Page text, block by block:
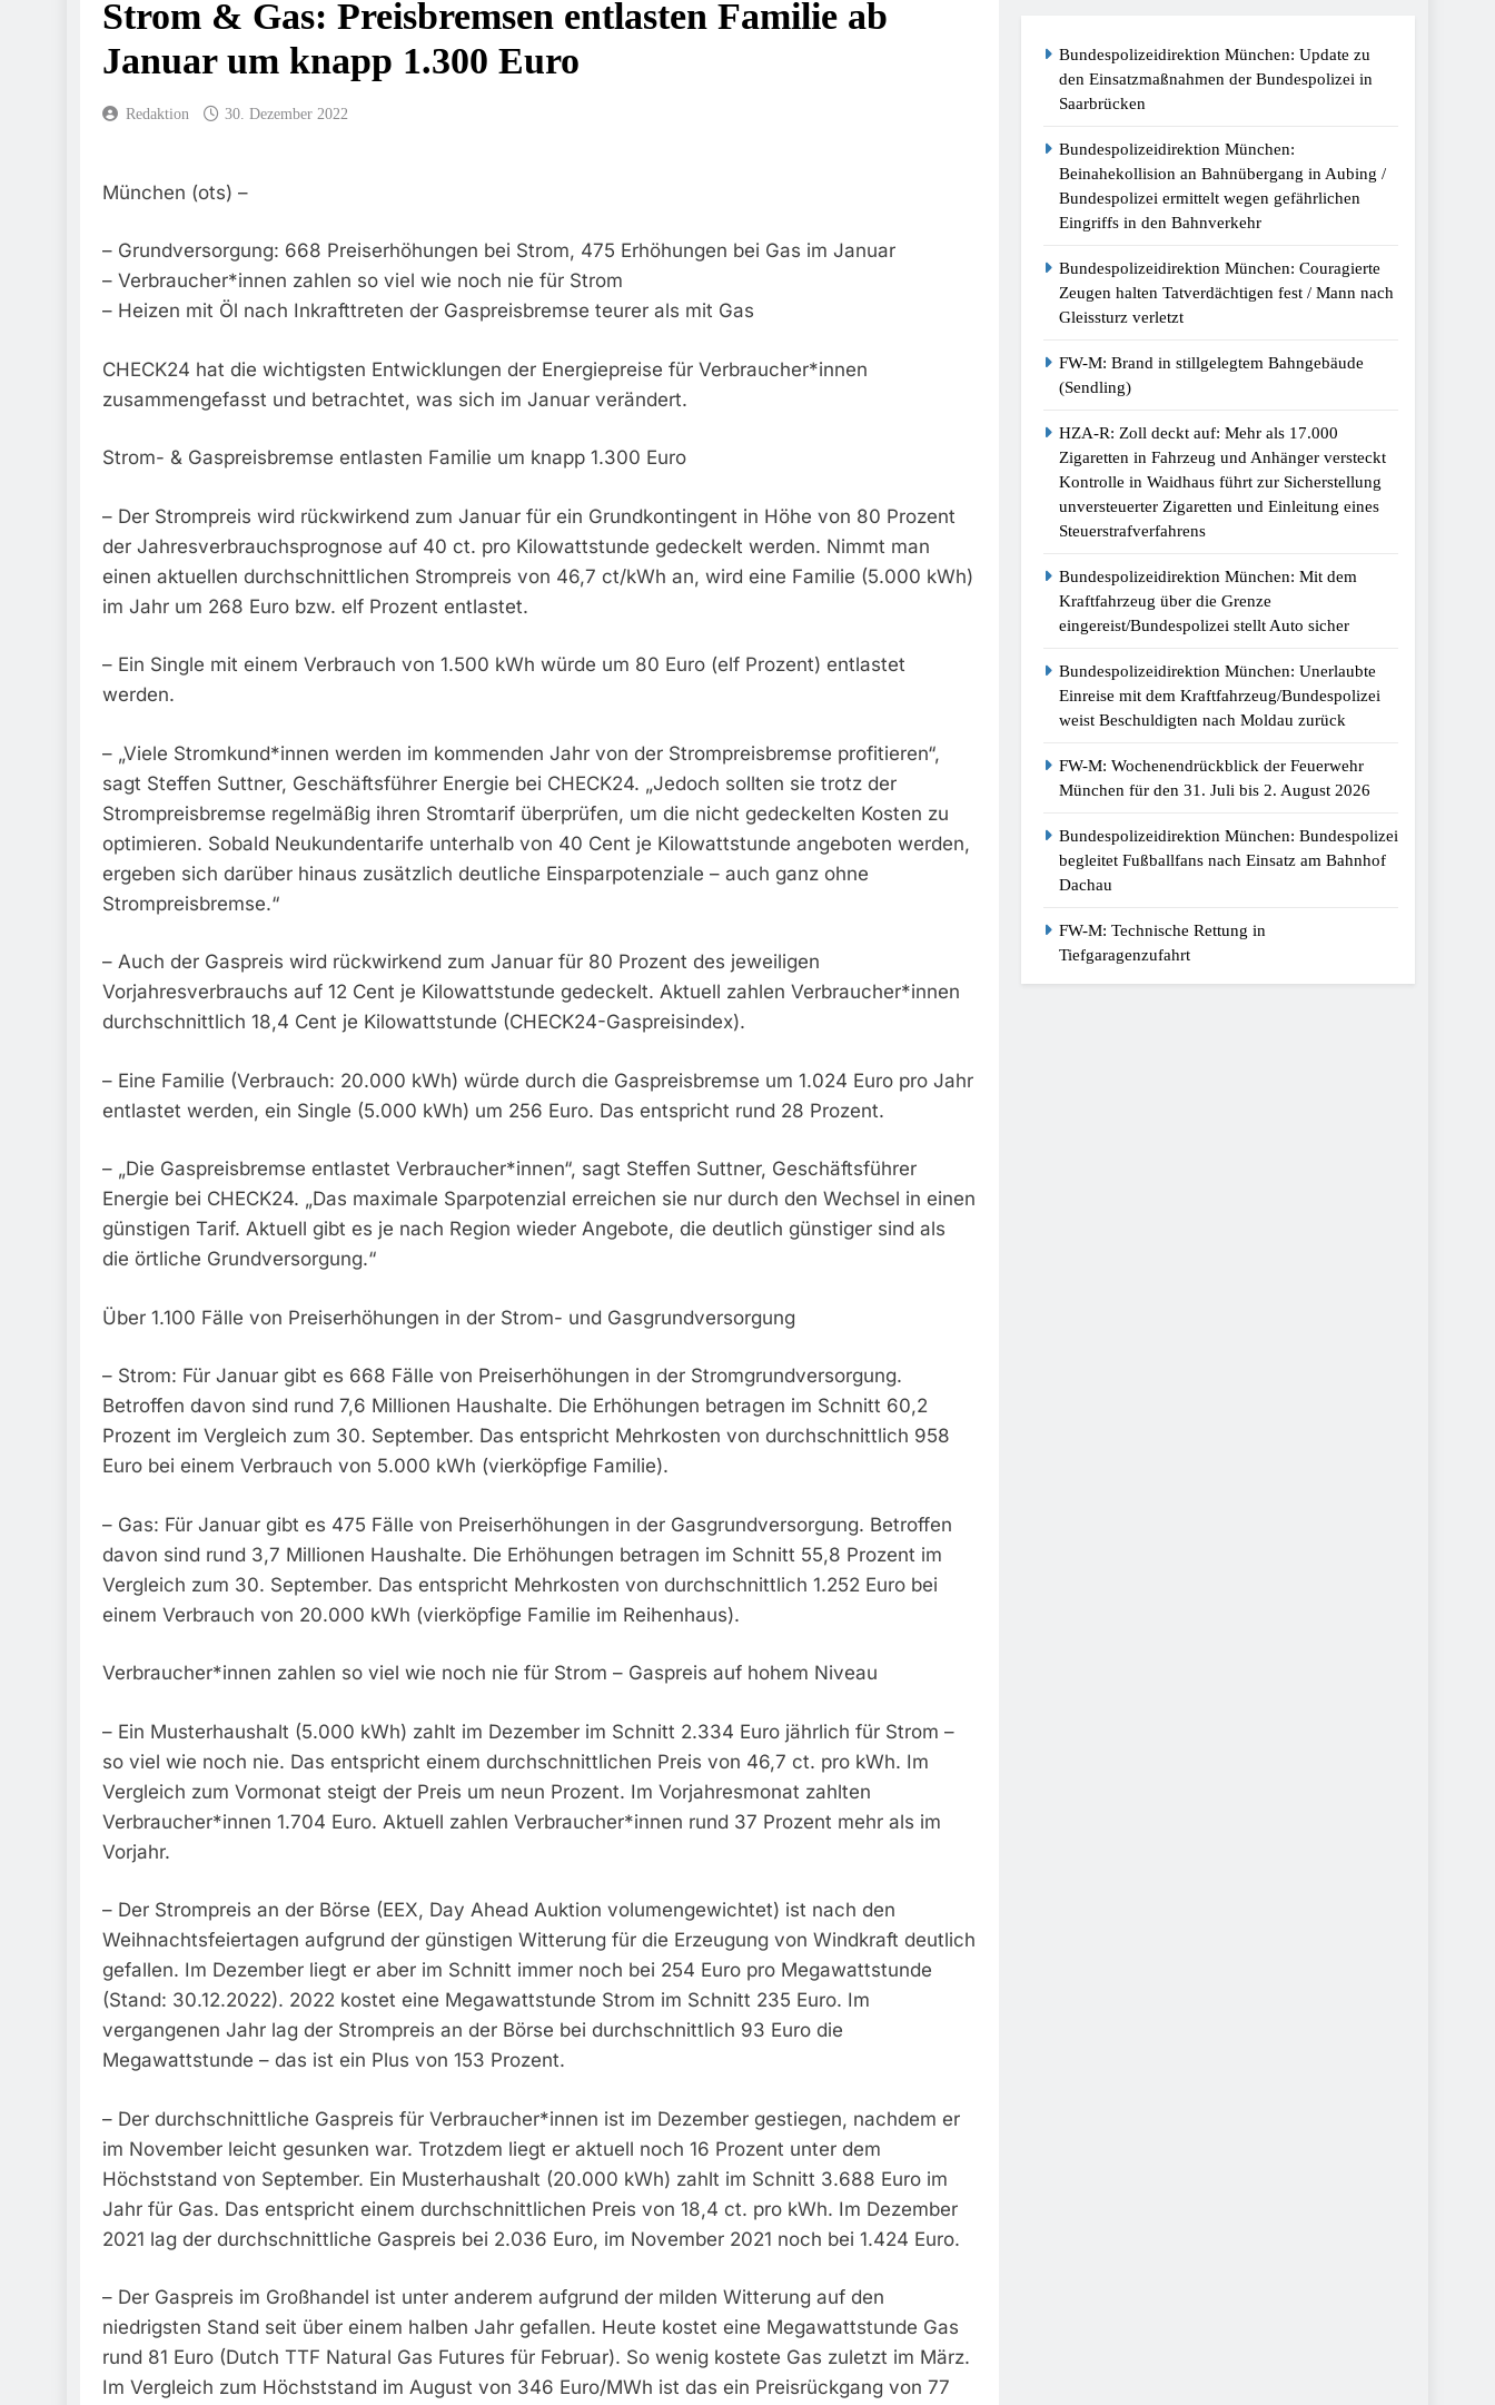
FW-M: Brand In Stillgelegtem Bahngebäude (Sendling)
5. August 2026
HZA-R: Zoll Deckt Auf: Mehr Als 17.000 Zigaretten In Fahrzeug Und Anhänger Versteckt Kontrolle In Waidhaus Führt Zur
Bundespolizeidirektion München: Mit Dem Kraftfahrzeug Über Die Grenze Eingereist/Bundespolizei Stellt Auto Sicher
Bundespolizeidirektion München: Unerlaubte Einreise Mit Dem Kraftfahrzeug/Bundespolizei Weist Beschuldigten Nach Moldau
3. August 2026
FW-M: Wochenendrückblick Der Feuerwehr München Für Den 31. Juli Bis 2. August 2026
3. August 2026
Bundespolizeidirektion München: Bundespolizei Begleitet Fußballfans Nach Einsatz Am Bahnhof Dachau
FW-M: Technische Rettung In Tiefgaragenzufahrt
31. Juli 2026
Strom & Gas: Preisbremsen entlasten Familie ab
Januar um knapp 1.300 Euro
Redaktion 30. Dezember 2022
München (ots) –
– Grundversorgung: 668 Preiserhöhungen bei Strom, 475 Erhöhungen bei Gas im Januar
– Verbraucher*innen zahlen so viel wie noch nie für Strom
– Heizen mit Öl nach Inkrafttreten der Gaspreisbremse teurer als mit Gas
CHECK24 hat die wichtigsten Entwicklungen der Energiepreise für Verbraucher*innen
zusammengefasst und betrachtet, was sich im Januar verändert.
Strom- & Gaspreisbremse entlasten Familie um knapp 1.300 Euro
– Der Strompreis wird rückwirkend zum Januar für ein Grundkontingent in Höhe von 80 Prozent
der Jahresverbrauchsprognose auf 40 ct. pro Kilowattstunde gedeckelt werden. Nimmt man
einen aktuellen durchschnittlichen Strompreis von 46,7 ct/kWh an, wird eine Familie (5.000 kWh)
im Jahr um 268 Euro bzw. elf Prozent entlastet.
– Ein Single mit einem Verbrauch von 1.500 kWh würde um 80 Euro (elf Prozent) entlastet
werden.
– „Viele Stromkund*innen werden im kommenden Jahr von der Strompreisbremse profitieren“,
sagt Steffen Suttner, Geschäftsführer Energie bei CHECK24. „Jedoch sollten sie trotz der
Strompreisbremse regelmäßig ihren Stromtarif überprüfen, um die nicht gedeckelten Kosten zu
optimieren. Sobald Neukundentarife unterhalb von 40 Cent je Kilowattstunde angeboten werden,
ergeben sich darüber hinaus zusätzlich deutliche Einsparpotenziale – auch ganz ohne
Strompreisbremse.“
– Auch der Gaspreis wird rückwirkend zum Januar für 80 Prozent des jeweiligen
Vorjahresverbrauchs auf 12 Cent je Kilowattstunde gedeckelt. Aktuell zahlen Verbraucher*innen
durchschnittlich 18,4 Cent je Kilowattstunde (CHECK24-Gaspreisindex).
– Eine Familie (Verbrauch: 20.000 kWh) würde durch die Gaspreisbremse um 1.024 Euro pro Jahr
entlastet werden, ein Single (5.000 kWh) um 256 Euro. Das entspricht rund 28 Prozent.
– „Die Gaspreisbremse entlastet Verbraucher*innen“, sagt Steffen Suttner, Geschäftsführer
Energie bei CHECK24. „Das maximale Sparpotenzial erreichen sie nur durch den Wechsel in einen
günstigen Tarif. Aktuell gibt es je nach Region wieder Angebote, die deutlich günstiger sind als
die örtliche Grundversorgung.“
Über 1.100 Fälle von Preiserhöhungen in der Strom- und Gasgrundversorgung
– Strom: Für Januar gibt es 668 Fälle von Preiserhöhungen in der Stromgrundversorgung.
Betroffen davon sind rund 7,6 Millionen Haushalte. Die Erhöhungen betragen im Schnitt 60,2
Prozent im Vergleich zum 30. September. Das entspricht Mehrkosten von durchschnittlich 958
Euro bei einem Verbrauch von 5.000 kWh (vierköpfige Familie).
– Gas: Für Januar gibt es 475 Fälle von Preiserhöhungen in der Gasgrundversorgung. Betroffen
davon sind rund 3,7 Millionen Haushalte. Die Erhöhungen betragen im Schnitt 55,8 Prozent im
Vergleich zum 30. September. Das entspricht Mehrkosten von durchschnittlich 1.252 Euro bei
einem Verbrauch von 20.000 kWh (vierköpfige Familie im Reihenhaus).
Verbraucher*innen zahlen so viel wie noch nie für Strom – Gaspreis auf hohem Niveau
– Ein Musterhaushalt (5.000 kWh) zahlt im Dezember im Schnitt 2.334 Euro jährlich für Strom –
so viel wie noch nie. Das entspricht einem durchschnittlichen Preis von 46,7 ct. pro kWh. Im
Vergleich zum Vormonat steigt der Preis um neun Prozent. Im Vorjahresmonat zahlten
Verbraucher*innen 1.704 Euro. Aktuell zahlen Verbraucher*innen rund 37 Prozent mehr als im
Vorjahr.
– Der Strompreis an der Börse (EEX, Day Ahead Auktion volumengewichtet) ist nach den
Weihnachtsfeiertagen aufgrund der günstigen Witterung für die Erzeugung von Windkraft deutlich
gefallen. Im Dezember liegt er aber im Schnitt immer noch bei 254 Euro pro Megawattstunde
(Stand: 30.12.2022). 2022 kostet eine Megawattstunde Strom im Schnitt 235 Euro. Im
vergangenen Jahr lag der Strompreis an der Börse bei durchschnittlich 93 Euro die
Megawattstunde – das ist ein Plus von 153 Prozent.
– Der durchschnittliche Gaspreis für Verbraucher*innen ist im Dezember gestiegen, nachdem er
im November leicht gesunken war. Trotzdem liegt er aktuell noch 16 Prozent unter dem
Höchststand von September. Ein Musterhaushalt (20.000 kWh) zahlt im Schnitt 3.688 Euro im
Jahr für Gas. Das entspricht einem durchschnittlichen Preis von 18,4 ct. pro kWh. Im Dezember
2021 lag der durchschnittliche Gaspreis bei 2.036 Euro, im November 2021 noch bei 1.424 Euro.
– Der Gaspreis im Großhandel ist unter anderem aufgrund der milden Witterung auf den
niedrigsten Stand seit über einem halben Jahr gefallen. Heute kostet eine Megawattstunde Gas
rund 81 Euro (Dutch TTF Natural Gas Futures für Februar). So wenig kostete Gas zuletzt im März.
Im Vergleich zum Höchststand im August von 346 Euro/MWh ist das ein Preisrückgang von 77
Bundespolizeidirektion München: Update zu
den Einsatzmaßnahmen der Bundespolizei in
Saarbrücken
Bundespolizeidirektion München:
Beinahekollision an Bahnübergang in Aubing /
Bundespolizei ermittelt wegen gefährlichen
Eingriffs in den Bahnverkehr
Bundespolizeidirektion München: Couragierte
Zeugen halten Tatverdächtigen fest / Mann nach
Gleissturz verletzt
FW-M: Brand in stillgelegtem Bahngebäude
(Sendling)
HZA-R: Zoll deckt auf: Mehr als 17.000
Zigaretten in Fahrzeug und Anhänger versteckt
Kontrolle in Waidhaus führt zur Sicherstellung
unversteuerter Zigaretten und Einleitung eines
Steuerstrafverfahrens
Bundespolizeidirektion München: Mit dem
Kraftfahrzeug über die Grenze
eingereist/Bundespolizei stellt Auto sicher
Bundespolizeidirektion München: Unerlaubte
Einreise mit dem Kraftfahrzeug/Bundespolizei
weist Beschuldigten nach Moldau zurück
FW-M: Wochenendrückblick der Feuerwehr
München für den 31. Juli bis 2. August 2026
Bundespolizeidirektion München: Bundespolizei
begleitet Fußballfans nach Einsatz am Bahnhof
Dachau
FW-M: Technische Rettung in
Tiefgaragenzufahrt